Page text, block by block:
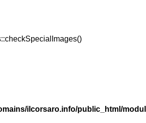
ilcorsaro.info/public_html/